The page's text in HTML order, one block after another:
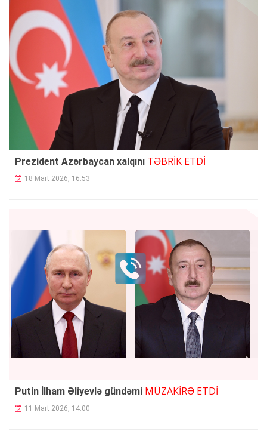
Prezident Azərbaycan xalqını TƏBRİK ETDİ
18 Mart 2026, 16:53
Putin İlham Əliyevlə gündəmi MÜZAKİRƏ ETDİ
11 Mart 2026, 14:00